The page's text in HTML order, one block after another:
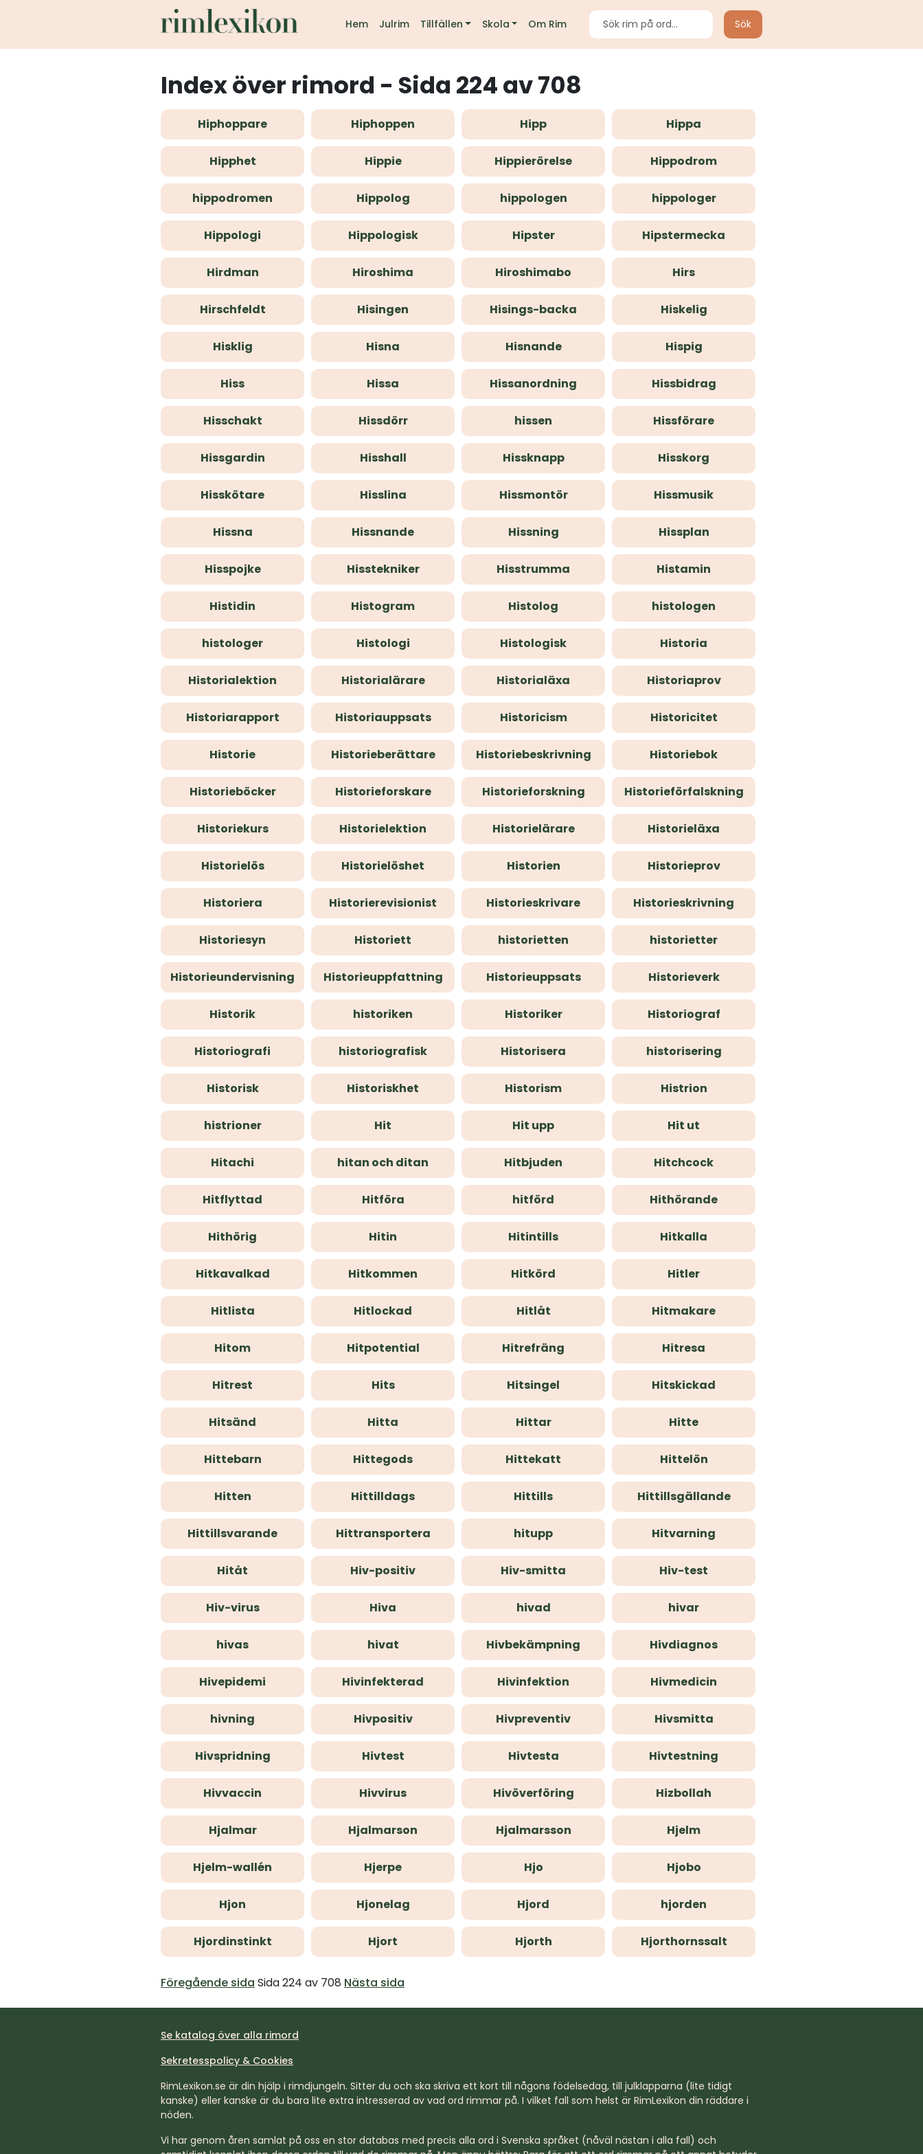
Hem Julrim Tillfällen Skola Om Rim Sök
Index över rimord - Sida 224 av 708
Hiphoppare Hiphoppen Hipp Hippa
Hipphet Hippie Hippierörelse Hippodrom
hippodromen Hippolog hippologen hippologer
Hippologi Hippologisk Hipster Hipstermecka
Hirdman Hiroshima Hiroshimabo Hirs
Hirschfeldt Hisingen Hisings-backa Hiskelig
Hisklig Hisna Hisnande Hispig
Hiss Hissa Hissanordning Hissbidrag
Hisschakt Hissdörr hissen Hissförare
Hissgardin Hisshall Hissknapp Hisskorg
Hisskötare Hisslina Hissmontör Hissmusik
Hissna Hissnande Hissning Hissplan
Hisspojke Hisstekniker Hisstrumma Histamin
Histidin Histogram Histolog histologen
histologer Histologi Histologisk Historia
Historialektion Historialärare Historialäxa Historiaprov
Historiarapport Historiauppsats Historicism Historicitet
Historie Historieberättare Historiebeskrivning Historiebok
Historieböcker Historieforskare Historieforskning Historieförfalskning
Historiekurs Historielektion Historielärare Historieläxa
Historielös Historielöshet Historien Historieprov
Historiera Historierevisionist Historieskrivare Historieskrivning
Historiesyn Historiett historietten historietter
Historieundervisning Historieuppfattning Historieuppsats Historieverk
Historik historiken Historiker Historiograf
Historiografi historiografisk Historisera historisering
Historisk Historiskhet Historism Histrion
histrioner Hit Hit upp Hit ut
Hitachi hitan och ditan Hitbjuden Hitchcock
Hitflyttad Hitföra hitförd Hithörande
Hithörig Hitin Hitintills Hitkalla
Hitkavalkad Hitkommen Hitkörd Hitler
Hitlista Hitlockad Hitlåt Hitmakare
Hitom Hitpotential Hitrefräng Hitresa
Hitrest Hits Hitsingel Hitskickad
Hitsänd Hitta Hittar Hitte
Hittebarn Hittegods Hittekatt Hittelön
Hitten Hittilldags Hittills Hittillsgällande
Hittillsvarande Hittransportera hitupp Hitvarning
Hitåt Hiv-positiv Hiv-smitta Hiv-test
Hiv-virus Hiva hivad hivar
hivas hivat Hivbekämpning Hivdiagnos
Hivepidemi Hivinfekterad Hivinfektion Hivmedicin
hivning Hivpositiv Hivpreventiv Hivsmitta
Hivspridning Hivtest Hivtesta Hivtestning
Hivvaccin Hivvirus Hivöverföring Hizbollah
Hjalmar Hjalmarson Hjalmarsson Hjelm
Hjelm-wallén Hjerpe Hjo Hjobo
Hjon Hjonelag Hjord hjorden
Hjordinstinkt Hjort Hjorth Hjorthornssalt
Föregående sida Sida 224 av 708 Nästa sida
Se katalog över alla rimord
Sekretesspolicy & Cookies
RimLexikon.se är din hjälp i rimdjungeln. Sitter du och ska skriva ett kort till någons födelsedag, till julklapparna (lite tidigt
kanske) eller kanske är du bara lite extra intresserad av vad ord rimmar på. I vilket fall som helst är RimLexikon din räddare i
nöden.
Vi har genom åren samlat på oss en stor databas med precis alla ord i Svenska språket (nåväl nästan i alla fall) och